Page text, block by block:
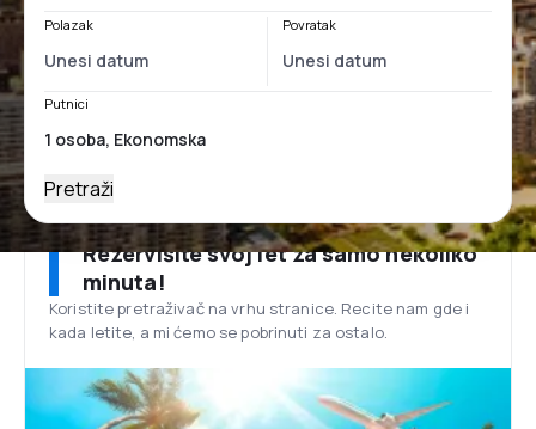
Polazak Povratak
Putnici
Pretraži
Rezervišite svoj let za samo nekoliko
minuta!
Koristite pretraživač na vrhu stranice. Recite nam gde i
kada letite, a mi ćemo se pobrinuti za ostalo.